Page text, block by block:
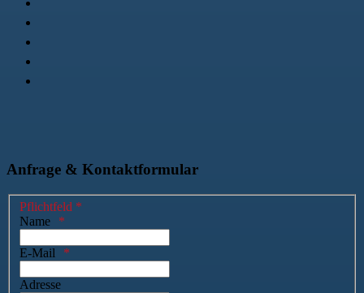
Anfrage & Kontaktformular
Pflichtfeld *
Name
E-Mail
Adresse